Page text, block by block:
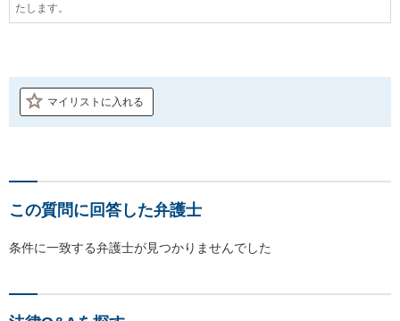
たします。
マイリストに入れる
この質問に回答した弁護士
条件に一致する弁護士が見つかりませんでした